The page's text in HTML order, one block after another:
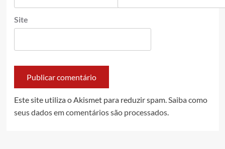
Site
Este site utiliza o Akismet para reduzir spam.Saiba como
seus dados em comentários são processados.